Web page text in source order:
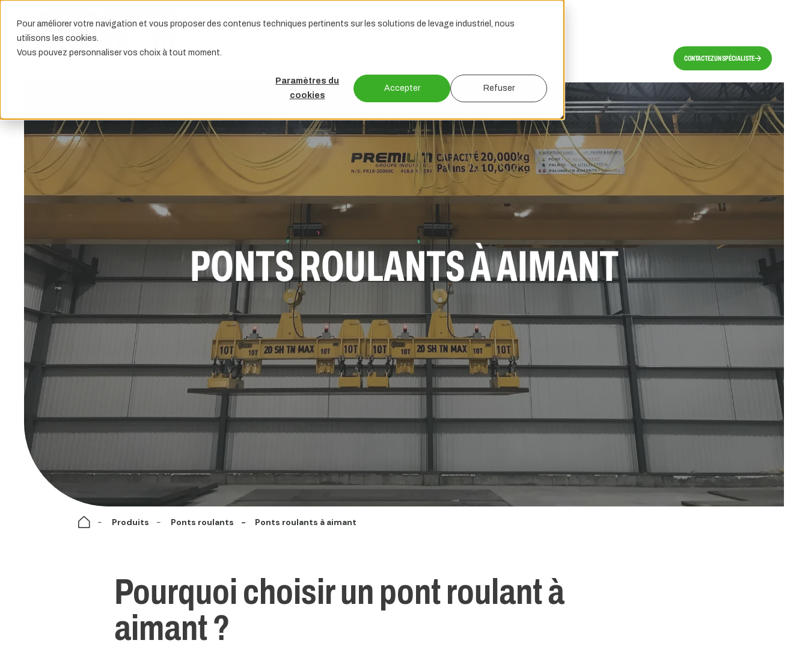
Pour améliorer votre navigation et vous proposer des contenus techniques pertinents sur les solutions de levage industriel, nous
utilisons les cookies.
Vous pouvez personnaliser vos choix à tout moment.
Paramètres du
cookies
Accepter Refuser
1 888-968-0588 APPEL DE SERVICE EN
CONTACTEZ UN SPÉCIALISTE
PONTS ROULANTS À AIMANT
Produits Ponts roulants Ponts roulants à aimant
Pourquoi choisir un pont roulant à
aimant ?